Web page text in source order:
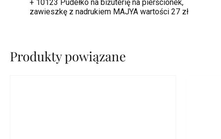
+ 10123 Pudełko na biżuterię na pierścionek,
zawieszkę z nadrukiem MAJYA wartości 27 zł
Produkty powiązane